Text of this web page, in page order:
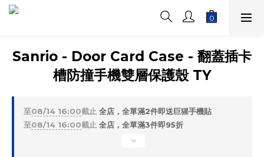
Sanrio - Door Card Case - 翻蓋插卡
槽防撞手機雙層保護殼 TY
至08/14 16:00截止 全店，全單滿2件即送巨猩手機貼
至08/14 16:00截止 全店，全單滿3件即95折